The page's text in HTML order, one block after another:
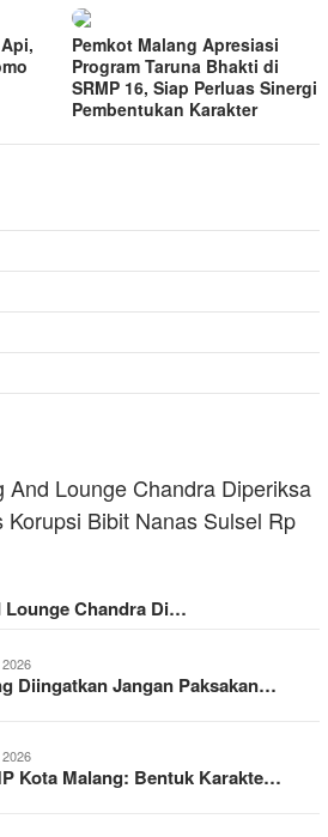
Pemkot Malang Apresiasi
Program Taruna Bhakti di
SRMP 16, Siap Perluas Sinergi
Pembentukan Karakter
Chandra Di…
Diingatkan Jangan Paksakan…
Kota Malang: Bentuk Karakte…